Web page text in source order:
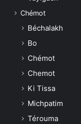
Chémot
Béchalakh
Bo
Chémot
Chemot
Ki Tissa
Michpatim
Térouma